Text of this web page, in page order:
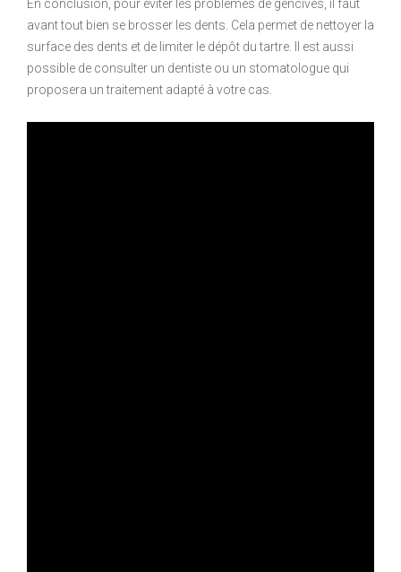
En conclusion, pour éviter les problèmes de gencives, il faut
avant tout bien se brosser les dents. Cela permet de nettoyer la
surface des dents et de limiter le dépôt du tartre. Il est aussi
possible de consulter un dentiste ou un stomatologue qui
proposera un traitement adapté à votre cas.